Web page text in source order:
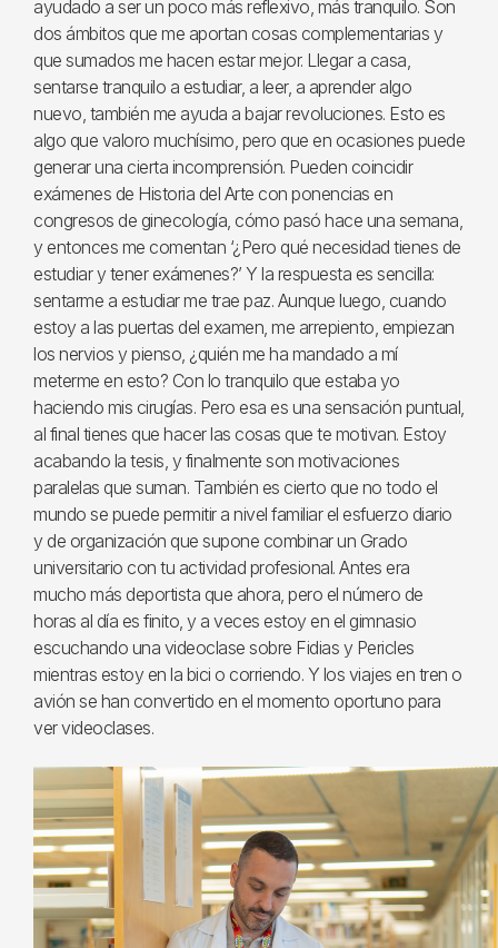
ayudado a ser un poco más reflexivo, más tranquilo. Son
dos ámbitos que me aportan cosas complementarias y
que sumados me hacen estar mejor. Llegar a casa,
sentarse tranquilo a estudiar, a leer, a aprender algo
nuevo, también me ayuda a bajar revoluciones. Esto es
algo que valoro muchísimo, pero que en ocasiones puede
generar una cierta incomprensión. Pueden coincidir
exámenes de Historia del Arte con ponencias en
congresos de ginecología, cómo pasó hace una semana,
y entonces me comentan ‘¿Pero qué necesidad tienes de
estudiar y tener exámenes?’ Y la respuesta es sencilla:
sentarme a estudiar me trae paz. Aunque luego, cuando
estoy a las puertas del examen, me arrepiento, empiezan
los nervios y pienso, ¿quién me ha mandado a mí
meterme en esto? Con lo tranquilo que estaba yo
haciendo mis cirugías. Pero esa es una sensación puntual,
al final tienes que hacer las cosas que te motivan. Estoy
acabando la tesis, y finalmente son motivaciones
paralelas que suman. También es cierto que no todo el
mundo se puede permitir a nivel familiar el esfuerzo diario
y de organización que supone combinar un Grado
universitario con tu actividad profesional. Antes era
mucho más deportista que ahora, pero el número de
horas al día es finito, y a veces estoy en el gimnasio
escuchando una videoclase sobre Fidias y Pericles
mientras estoy en la bici o corriendo. Y los viajes en tren o
avión se han convertido en el momento oportuno para
ver videoclases.